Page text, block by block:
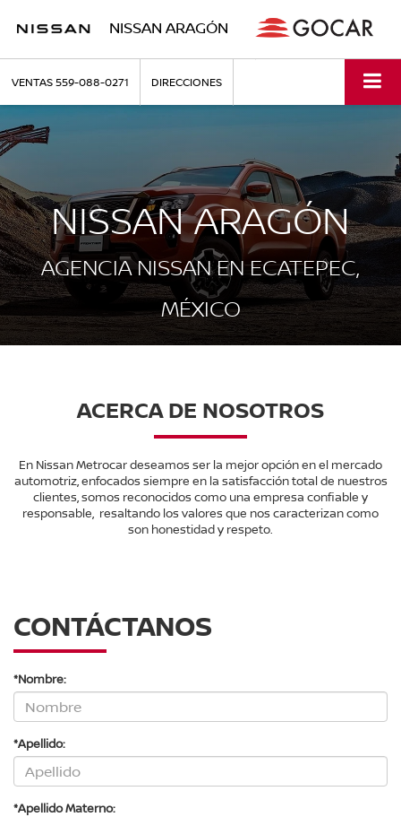
NISSAN ARAGÓN
VENTAS559-088-0271 DIRECCIONES
NISSAN ARAGÓN
AGENCIA NISSAN EN ECATEPEC,
MÉXICO
ACERCA DE NOSOTROS
En Nissan Metrocar deseamos ser la mejor opción en el mercado
automotriz, enfocados siempre en la satisfacción total de nuestros
clientes, somos reconocidos como una empresa confiable y
responsable, resaltando los valores que nos caracterizan como
son honestidad y respeto.
CONTÁCTANOS
*Nombre:
*Apellido:
*Apellido Materno: